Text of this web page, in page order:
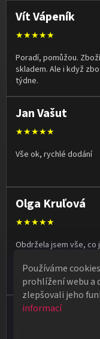
Používáme
prohlížení webu a
zlepšovali jeho
informací
Vít Vápeník
★★★★★
Poradí, pomůžou.
skladem. Ale i když
týdne.
Jan Vašut
★★★★★
Vše ok, rychlé dodání
Olga Kruľová
★★★★★
Obdržela jsem vše, co
na školní besídce.
naprostá spokojenost.
Vladimír Jirsák